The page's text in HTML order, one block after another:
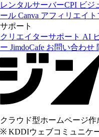
レンタルサーバーCPI ビジ
ール Canva アフィリエイ
サポート
クリエイターサポート AI
ー JimdoCafe お問い合わせ
クラウド型ホームページ
※ KDDIウェブコミュニケ